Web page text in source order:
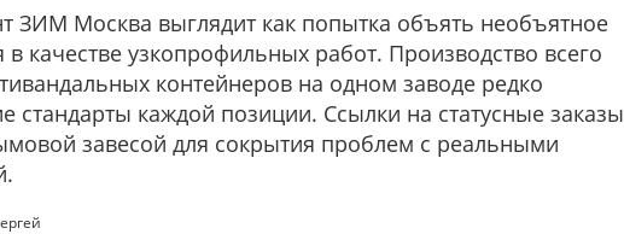
ЗИМ Москва выглядит как попытка объять необъятное
качестве узкопрофильных работ. Производство всего
контейнеров на одном заводе редко
стандарты каждой позиции. Ссылки на статусные заказы
завесой для сокрытия проблем с реальными